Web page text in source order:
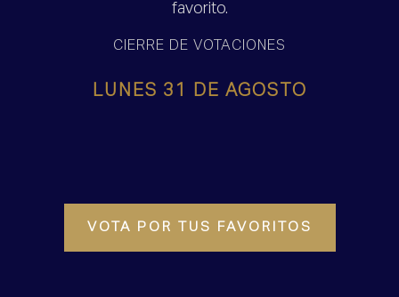
favorito.
CIERRE DE VOTACIONES
LUNES 31 DE AGOSTO
VOTA POR TUS FAVORITOS